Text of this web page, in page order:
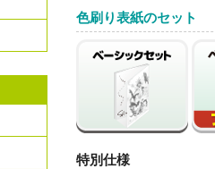
色刷り表紙のセット
特別仕様